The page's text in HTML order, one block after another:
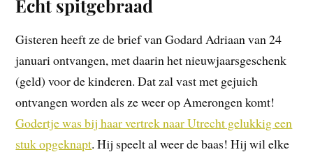
Echt spitgebraad
Gisteren heeft ze de brief van Godard Adriaan van 24
januari ontvangen, met daarin het nieuwjaarsgeschenk
(geld) voor de kinderen. Dat zal vast met gejuich
ontvangen worden als ze weer op Amerongen komt!
Godertje was bij haar vertrek naar Utrecht gelukkig een
stuk opgeknapt. Hij speelt al weer de baas! Hij wil elke